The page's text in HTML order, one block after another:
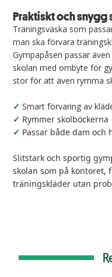
Praktiskt och snygg
Träningsväska som
man ska förvara
Gympapåsen passar
skolan med ombyte för
stor för att även rymma
✓ Smart förvaring av
✓ Rymmer skolböckerna
✓ Passar både dam och
Slitstark och sportig
skolan som på kontoret,
träningskläder utan